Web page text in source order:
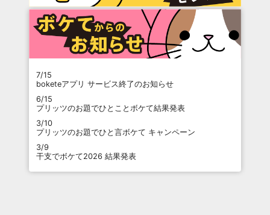
7/15
boketeアプリ サービス終了のお知らせ
6/15
プリッツのお題でひとことボケて結果発表
3/10
プリッツのお題でひと言ボケて キャンペーン
3/9
干支でボケて2026 結果発表